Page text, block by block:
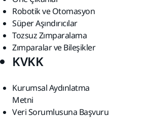
Robotik ve Otomasyon
Süper Aşındırıcılar
Tozsuz Zımparalama
Zımparalar ve Bileşikler
KVKK
Kurumsal Aydınlatma
Metni
Veri Sorumlusuna Başvuru